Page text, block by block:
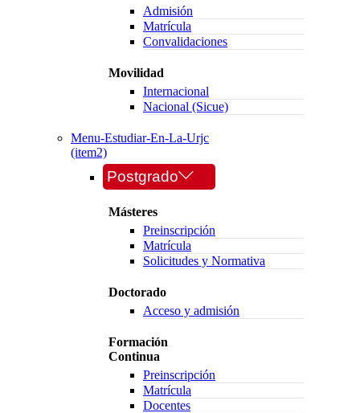
Admisión
Matrícula
Convalidaciones
Movilidad
Internacional
Nacional (Sicue)
Menu-Estudiar-En-La-Urjc
(item2)
Postgrado
Másteres
Preinscripción
Matrícula
Solicitudes y Normativa
Doctorado
Acceso y admisión
Formación
Continua
Preinscripción
Matrícula
Docentes